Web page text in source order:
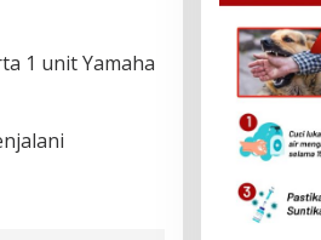
1 unit Yamaha